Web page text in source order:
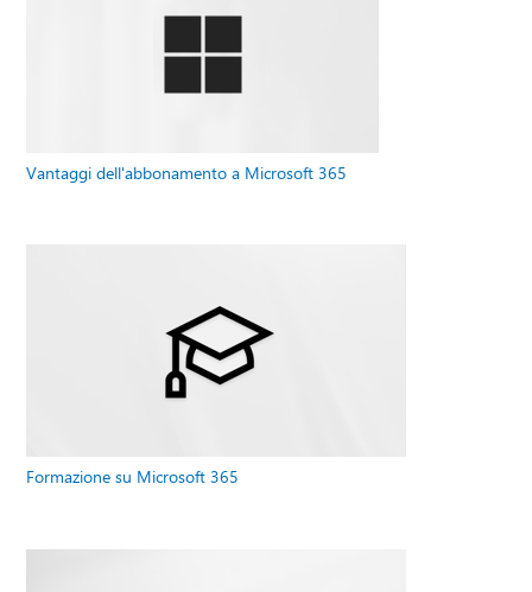
Vantaggi dell'abbonamento a Microsoft 365
Formazione su Microsoft 365